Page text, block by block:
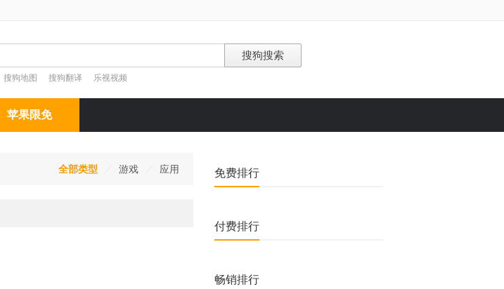
搜狗地图 搜狗翻译 乐视视频
苹果限免
全部类型 游戏 应用 免费排行
付费排行
畅销排行